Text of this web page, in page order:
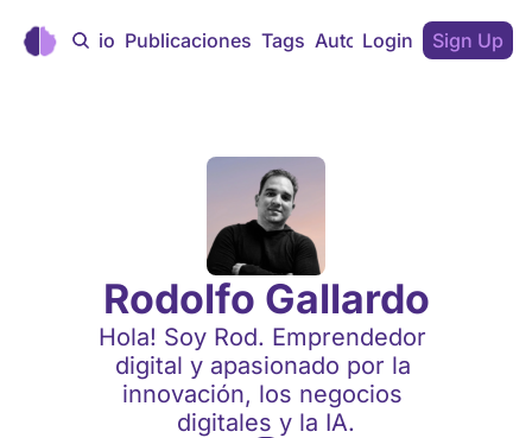
Inicio Publicaciones Tags AutoresLogin Sign Up
Rodolfo Gallardo
Hola! Soy Rod. Emprendedor
digital y apasionado por la
innovación, los negocios
digitales y la IA.